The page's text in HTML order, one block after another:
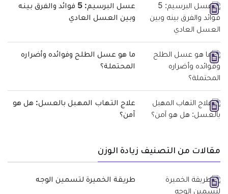
عسل البرسيم: 5 فوائد والفرق بينه
وبين العسل العادي
ما هو عسل الطلح وفوائده وأضراره
المحتملة؟
علاج التهاب المهبل بالعسل: هل هو
آمن؟
مقالات من التصنيف زيادة الوزن
طريقة الخميرة لتسمين الوجه